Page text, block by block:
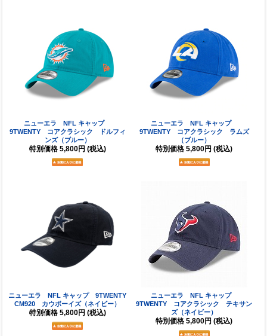
ニューエラ NFL キャップ
9TWENTY コアクラシック ドルフィ
ンズ（ブルー）
特別価格 5,800円 (税込)
ニューエラ NFL キャップ
9TWENTY コアクラシック ラムズ
（ブルー）
特別価格 5,800円 (税込)
ニューエラ NFL キャップ 9TWENTY
CM920 カウボーイズ（ネイビー）
特別価格 5,800円 (税込)
ニューエラ NFL キャップ
9TWENTY コアクラシック テキサン
ズ（ネイビー）
特別価格 5,800円 (税込)